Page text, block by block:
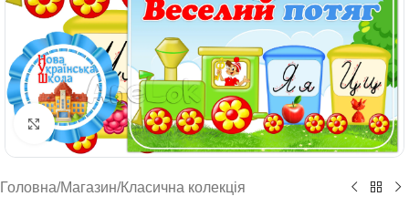
Натисніть, щоб збільшити
Головна/Магазин/Класична колекція